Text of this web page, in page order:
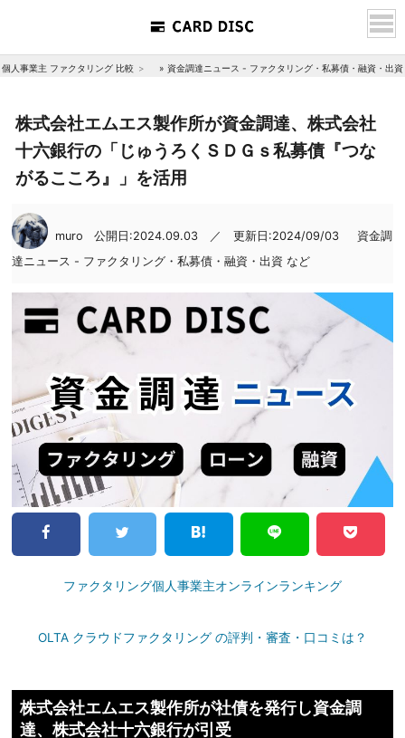
個人事業主 ファクタリング 比較 » 資金調達ニュース - ファクタリング・私募債・融資・出
株式会社エムエス製作所が資金調達、株式会社
十六銀行の「じゅうろくＳＤＧｓ私募債『つな
がるこころ』」を活用
muro 公開日:2024.09.03 ／ 更新日:2024/09/03
資金調
達ニュース - ファクタリング・私募債・融資・出資 など
ファクタリング個人事業主オンラインランキング
OLTA クラウドファクタリング の評判・審査・口コミは？
株式会社エムエス製作所が社債を発行し資金調
達、株式会社十六銀行が引受